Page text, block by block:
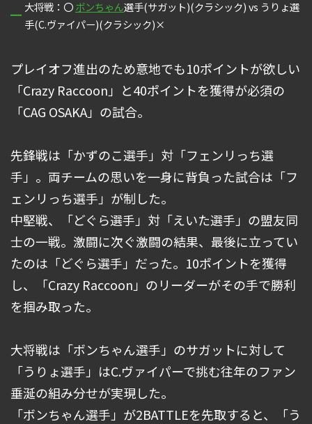
大将戦：〇ボンちゃん選手(サガット)(クラシック) vs うりょ選
手(C.ヴァイパー)(クラシック)×
プレイオフ進出のため意地でも10ポイントが欲しい
「Crazy Raccoon」と40ポイントを獲得が必須の
「CAG OSAKA」の試合。
先鋒戦は「かずのこ選手」対「フェンリっち選
手」。両チームの思いを一身に背負った試合は「フ
ェンリっち選手」が制した。
中堅戦、「どぐら選手」対「えいた選手」の盟友同
士の一戦。激闘に次ぐ激闘の結果、最後に立ってい
たのは「どぐら選手」だった。10ポイントを獲得
し、「Crazy Raccoon」のリーダーがその手で勝利
を掴み取った。
大将戦は「ボンちゃん選手」のサガットに対して
「うりょ選手」はC.ヴァイパーで挑む往年のファン
垂涎の組み分せが実現した。
「ボンちゃん選手」が2BATTLEを先取すると、「う